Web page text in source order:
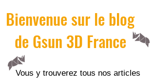
Bienvenue sur le blog
de Gsun 3D France
Vous y trouverez tous nos articles